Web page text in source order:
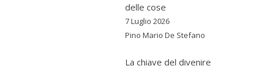
delle cose
7 Luglio 2026
Pino Mario De Stefano
La chiave del divenire